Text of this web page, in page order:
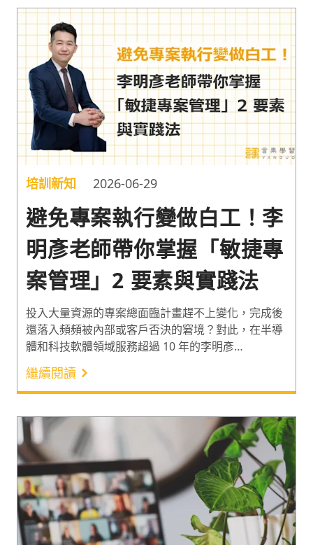
免每次處理陌生任務都在四處救火，努力付出卻發現
很多時候都在做白工。
培訓新知 2026-06-29
避免專案執行變做白工！李
明彥老師帶你掌握「敏捷專
案管理」2 要素與實踐法
投入大量資源的專案總面臨計畫趕不上變化，完成後
還落入頻頻被內部或客戶否決的窘境？對此，在半導
體和科技軟體領域服務超過 10 年的李明彥
（James）老師，將敏捷專案管理拆解為「敏捷思
維」與「專案價值」2 大要素，說明如何透過
MVP（Minimum Viable Product，最小可行性產
品）與影響地圖等工具，促使專案與任務達到敏捷。
讓專案執行者在面對變動時能有效應變，並持續產出
真正有價值的成果。
繼續閱讀